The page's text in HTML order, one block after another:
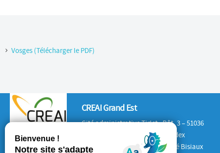
Vosges (Télécharger le PDF)
CREAI Grand Est
Cité administrative Tirlet : Bât. 3 – 51036
CHALONS-EN-CHAMPAGNE Cedex
Antenne Lorraine : 132 rue André Bisiaux